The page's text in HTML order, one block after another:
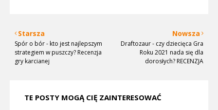
Nowsza
Draftozaur - czy dziecięca Gra
Roku 2021 nada się dla
dorosłych? RECENZJA
Starsza
Spór o bór - kto jest najlepszym
strategiem w puszczy? Recenzja
gry karcianej
TE POSTY MOGĄ CIĘ ZAINTERESOWAĆ